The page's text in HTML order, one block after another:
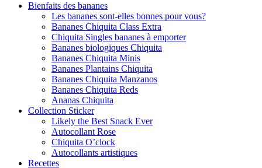
Bienfaits des bananes
Les bananes sont-elles bonnes pour vous?
Bananes Chiquita Class Extra
Chiquita Singles bananes à emporter
Bananes biologiques Chiquita
Bananes Chiquita Minis
Bananes Plantains Chiquita
Bananes Chiquita Manzanos
Bananes Chiquita Reds
Ananas Chiquita
Collection Sticker
Likely the Best Snack Ever
Autocollant Rose
Chiquita O’clock
Autocollants artistiques
Recettes